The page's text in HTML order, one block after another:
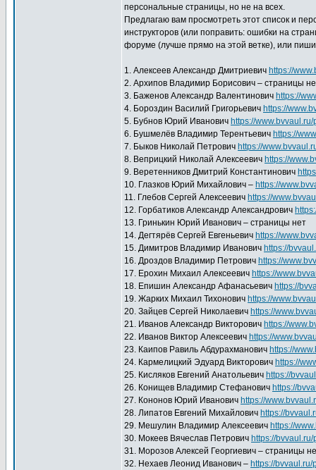
персональные страницы, но не на всех.
Предлагаю вам просмотреть этот список и
инструкторов (или поправить: ошибки на
форуме (лучше прямо на этой ветке), или
1. Алексеев Александр Дмитриевич https://
2. Архипов Владимир Борисович – страницы
3. Баженов Александр Валентинович https://
4. Бороздин Василий Григорьевич https://
5. Бубнов Юрий Иванович https://
6. Бушмелёв Владимир Терентьевич https://
7. Быков Николай Петрович https://
8. Веприцкий Николай Алексеевич https://
9. Веретенников Дмитрий Константинович
10. Глазков Юрий Михайлович – https://
11. Глебов Сергей Алексеевич https://
12. Горбатиков Александр Александрович
13. Гринькин Юрий Иванович – страницы нет
14. Дегтярёв Сергей Евгеньевич https://
15. Димитров Владимир Иванович https://
16. Дроздов Владимир Петрович https://
17. Ерохин Михаил Алексеевич https://
18. Епишин Александр Афанасьевич https://
19. Жарких Михаил Тихонович https://
20. Зайцев Сергей Николаевич https://
21. Иванов Александр Викторович https://
22. Иванов Виктор Алексеевич https://
23. Каипов Равиль Абдурахманович https://
24. Кармелицкий Эдуард Викторович https://
25. Кисляков Евгений Анатольевич https://
26. Конищев Владимир Стефанович https://
27. Кононов Юрий Иванович https://
28. Липатов Евгений Михайлович https://
29. Мешулин Владимир Алексеевич https://
30. Мокеев Вячеслав Петрович https://
31. Морозов Алексей Георгиевич – страницы
32. Нехаев Леонид Иванович – https://